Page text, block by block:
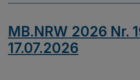
MB.NRW 2026 Nr.
17.07.2026